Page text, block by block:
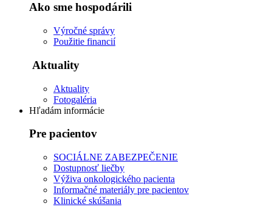
Ako sme hospodárili
Výročné správy
Použitie financií
Aktuality
Aktuality
Fotogaléria
Hľadám informácie
Pre pacientov
SOCIÁLNE ZABEZPEČENIE
Dostupnosť liečby
Výživa onkologického pacienta
Informačné materiály pre pacientov
Klinické skúšania